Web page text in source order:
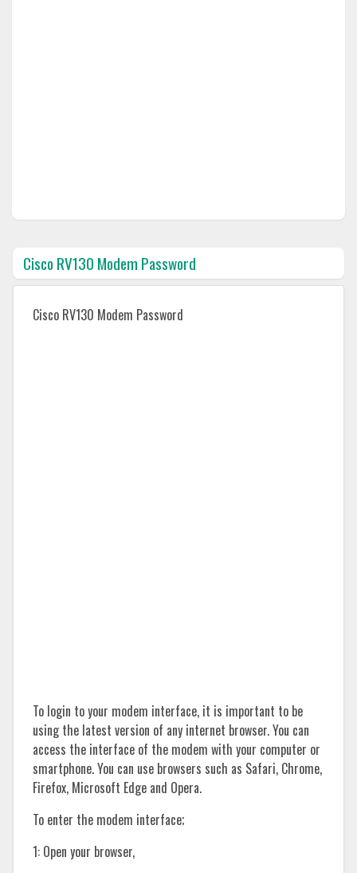
Cisco RV130 Modem Password
Cisco RV130 Modem Password
To login to your modem interface, it is important to be
using the latest version of any internet browser. You can
access the interface of the modem with your computer or
smartphone. You can use browsers such as Safari, Chrome,
Firefox, Microsoft Edge and Opera.
To enter the modem interface;
1: Open your browser,